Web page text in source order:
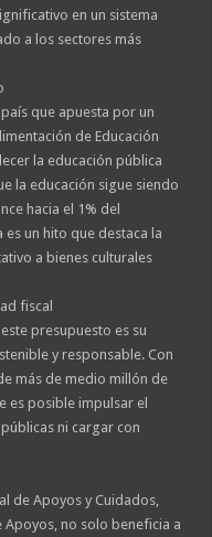
en un sistema
a los sectores más
que apuesta por un
de Educación
la educación pública
la educación sigue siendo
hacia el 1% del
un hito que destaca la
a bienes culturales
fiscal
presupuesto es su
y responsable. Con
más de medio millón de
es posible impulsar el
ni cargar con
de Apoyos y Cuidados,
Apoyos, no solo beneficia a